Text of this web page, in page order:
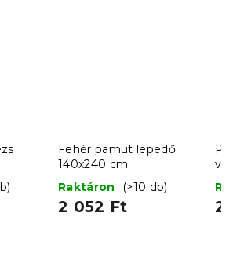
Fehér pamut lepedő
140x240 cm
Raktáron
(>10 db)
2 052 Ft 2